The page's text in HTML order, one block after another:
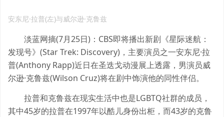
安东尼·拉普(左)与威尔逊·克鲁兹
淡蓝网摘(7月25日)：CBS即将播出新剧《星际迷航：
发现号》(Star Trek: Discovery)，主要演员之一安东尼·拉
普(Anthony Rapp)近日在圣迭戈动漫展上透露，男演员威
尔逊·克鲁兹(Wilson Cruz)将在剧中饰演他的同性伴侣。
拉普和克鲁兹在现实生活中也是LGBTQ社群的成员，
其中45岁的拉普在1997年以酷儿身份出柜，而43岁的克鲁